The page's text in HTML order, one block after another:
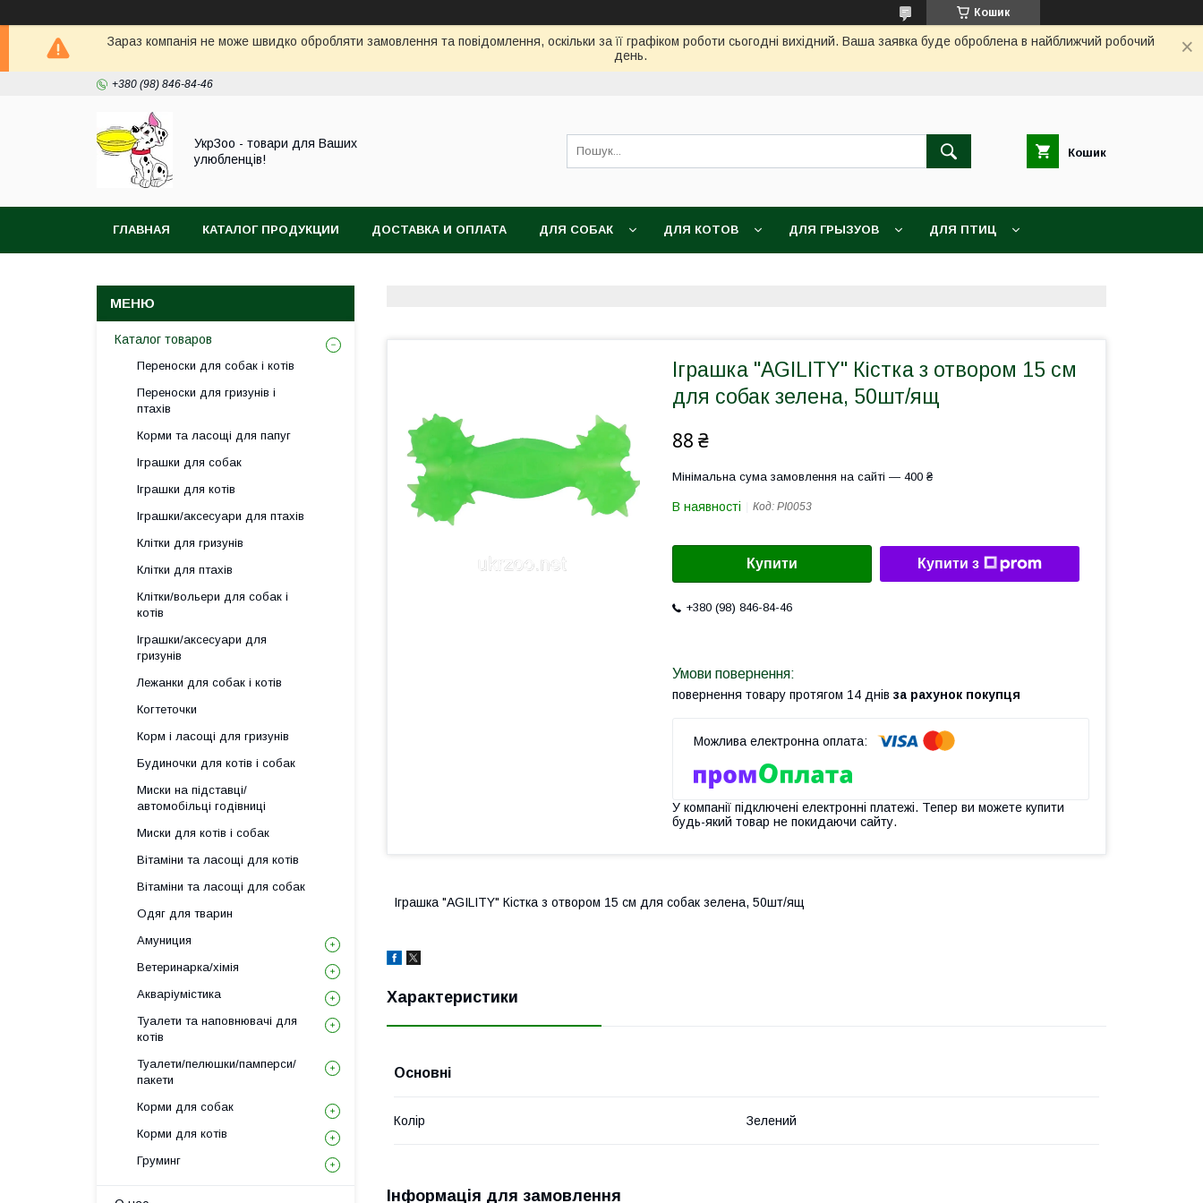
Кошик
Зараз компанія не може швидко обробляти замовлення та повідомлення, оскільки за її графіком роботи сьогодні вихідний. Ваша заявка буде оброблена в найближчий робочий
день.
+380 (98) 846-84-46
УкрЗоо - товари для Ваших
улюбленців!
Кошик
ГЛАВНАЯ КАТАЛОГ ПРОДУКЦИИ ДОСТАВКА И ОПЛАТА ДЛЯ СОБАК ДЛЯ КОТОВ ДЛЯ ГРЫЗУОВ ДЛЯ ПТИЦ
Іграшка "AGILITY" Кістка з отвором 15 см
для собак зелена, 50шт/ящ
88 ₴
Мінімальна сума замовлення на сайті — 400 ₴
В наявності Код: PI0053
Купити Купити з
+380 (98) 846-84-46
повернення товару протягом 14 днів за рахунок покупця
У компанії підключені електронні платежі. Тепер ви можете купити
будь-який товар не покидаючи сайту.
Іграшка "AGILITY" Кістка з отвором 15 см для собак зелена, 50шт/ящ
Характеристики
Основні
Колір Зелений
Інформація для замовлення
Каталог товаров
Переноски для собак і котів
Переноски для гризунів і
птахів
Корми та ласощі для папуг
Іграшки для собак
Іграшки для котів
Іграшки/аксесуари для птахів
Клітки для гризунів
Клітки для птахів
Клітки/вольери для собак і
котів
Іграшки/аксесуари для
гризунів
Лежанки для собак і котів
Когтеточки
Корм і ласощі для гризунів
Будиночки для котів і собак
Миски на підставці/
автомобільці годівниці
Миски для котів і собак
Вітаміни та ласощі для котів
Вітаміни та ласощі для собак
Одяг для тварин
Амуниция
Ветеринарка/хімія
Акваріумістика
Туалети та наповнювачі для
котів
Туалети/пелюшки/памперси/
пакети
Корми для собак
Корми для котів
Груминг